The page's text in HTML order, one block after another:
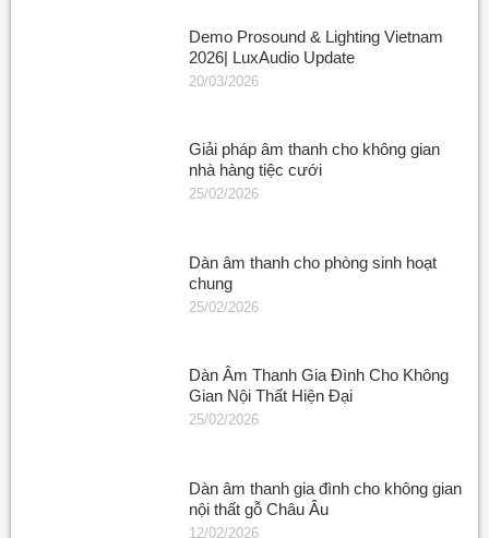
Demo Prosound & Lighting Vietnam
2026| LuxAudio Update
20/03/2026
Giải pháp âm thanh cho không gian
nhà hàng tiệc cưới
25/02/2026
Dàn âm thanh cho phòng sinh hoạt
chung
25/02/2026
Dàn Âm Thanh Gia Đình Cho Không
Gian Nội Thất Hiện Đại
25/02/2026
Dàn âm thanh gia đình cho không gian
nội thất gỗ Châu Âu
12/02/2026